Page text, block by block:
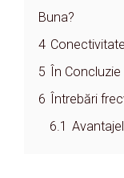
Buna?
4
5 În Concluzie
6 Întrebări
6.1